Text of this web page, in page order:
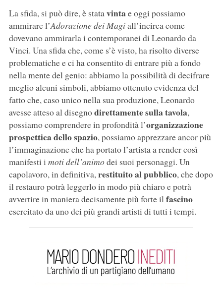
La sfida, si può dire, è statavintae oggi possiamo
ammirare l’Adorazione dei Magiall’incirca come
dovevano ammirarla i contemporanei di Leonardo da
Vinci. Una sfida che, come s’è visto, ha risolto diverse
problematiche e ci ha consentito di entrare più a fondo
nella mente del genio: abbiamo la possibilità di decifrare
meglio alcuni simboli, abbiamo ottenuto evidenza del
fatto che, caso unico nella sua produzione, Leonardo
avesse atteso al disegnodirettamente sulla tavola,
possiamo comprendere in profondità l’organizzazione
prospettica dello spazio, possiamo apprezzare ancor più
l’immaginazione che ha portato l’artista a render così
manifesti i moti dell’animodei suoi personaggi. Un
capolavoro, in definitiva,restituito al pubblico, che dopo
il restauro potrà leggerlo in modo più chiaro e potrà
avvertire in maniera decisamente più forte ilfascino
esercitato da uno dei più grandi artisti di tutti i tempi.